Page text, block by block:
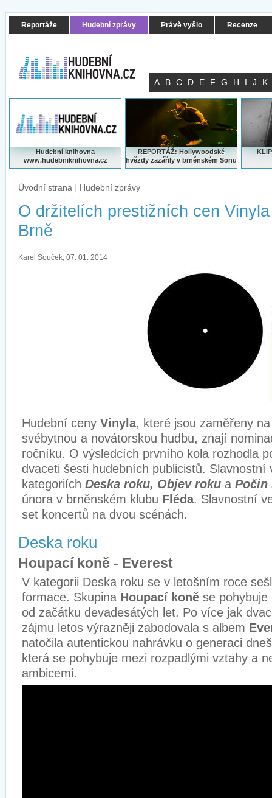
Reportáže Hudební zprávy Právě vyšlo Recenze
A B C D E F G H I J K
Hudební knihovna
www.hudebniknihovna.cz
REPORTÁŽ: Hollywoodské
hvězdy zazářily v brněnském Sonu
Úvodní strana | Hudební zprávy
O držitelích prestižních cen
Brně
Karel Souček, 07. 01. 2014
Hudební ceny Vinyla, které jsou zaměřeny
svébytnou a novátorskou hudbu, znají
ročníku. O výsledcích prvního kola rozhodla
dvaceti šesti hudebních publicistů. Slavnostní
kategoriích Deska roku, Objev roku a Počin
února v brněnském klubu Fléda. Slavnostní
set koncertů na dvou scénách.
Deska roku
Houpací koně - Everest
V kategorii Deska roku se v letošním roce
formace. Skupina Houpací koně se
od začátku devadesátých let. Po více jak
zájmu letos výrazněji zabodovala s albem
natočila autentickou nahrávku o generaci
která se pohybuje mezi rozpadlými vztahy a
ambicemi.